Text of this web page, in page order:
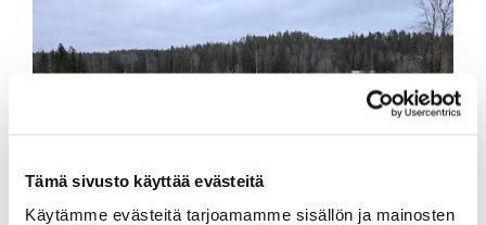
Tämä sivusto käyttää evästeitä
Käytämme evästeitä tarjoamamme sisällön ja mainosten